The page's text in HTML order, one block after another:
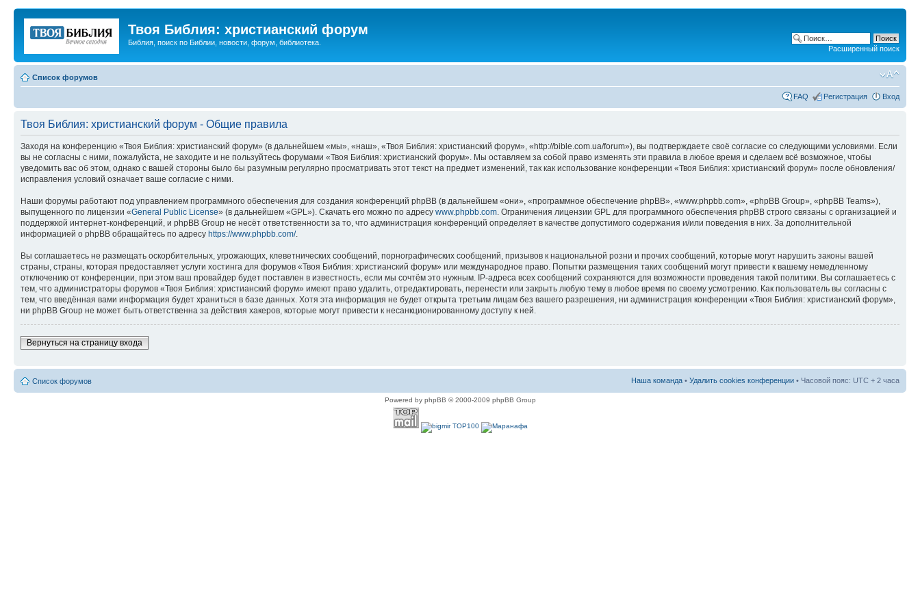
Твоя Библия: христианский форум
Библия, поиск по Библии, новости, форум, библиотека.
Расширенный поиск
Список форумов
FAQ Регистрация Вход
Твоя Библия: христианский форум - Общие правила
Заходя на конференцию «Твоя Библия: христианский форум» (в дальнейшем «мы», «наш», «Твоя Библия: христианский форум», «http://bible.com.ua/forum»), вы подтверждаете своё согласие со следующими условиями. Если
вы не согласны с ними, пожалуйста, не заходите и не пользуйтесь форумами «Твоя Библия: христианский форум». Мы оставляем за собой право изменять эти правила в любое время и сделаем всё возможное, чтобы
уведомить вас об этом, однако с вашей стороны было бы разумным регулярно просматривать этот текст на предмет изменений, так как использование конференции «Твоя Библия: христианский форум» после обновления/
исправления условий означает ваше согласие с ними.
Наши форумы работают под управлением программного обеспечения для создания конференций phpBB (в дальнейшем «они», «программное обеспечение phpBB», «www.phpbb.com», «phpBB Group», «phpBB Teams»),
выпущенного по лицензии «General Public License» (в дальнейшем «GPL»). Скачать его можно по адресу www.phpbb.com . Ограничения лицензии GPL для программного обеспечения phpBB строго связаны с организацией и
поддержкой интернет-конференций, и phpBB Group не несёт ответственности за то, что администрация конференций определяет в качестве допустимого содержания и/или поведения в них. За дополнительной
информацией о phpBB обращайтесь по адресу https://www.phpbb.com/.
Вы соглашаетесь не размещать оскорбительных, угрожающих, клеветнических сообщений, порнографических сообщений, призывов к национальной розни и прочих сообщений, которые могут нарушить законы вашей
страны, страны, которая предоставляет услуги хостинга для форумов «Твоя Библия: христианский форум» или международное право. Попытки размещения таких сообщений могут привести к вашему немедленному
отключению от конференции, при этом ваш провайдер будет поставлен в известность, если мы сочтём это нужным. IP-адреса всех сообщений сохраняются для возможности проведения такой политики. Вы соглашаетесь с
тем, что администраторы форумов «Твоя Библия: христианский форум» имеют право удалить, отредактировать, перенести или закрыть любую тему в любое время по своему усмотрению. Как пользователь вы согласны с
тем, что введённая вами информация будет храниться в базе данных. Хотя эта информация не будет открыта третьим лицам без вашего разрешения, ни администрация конференции «Твоя Библия: христианский форум»,
ни phpBB Group не может быть ответственна за действия хакеров, которые могут привести к несанкционированному доступу к ней.
Вернуться на страницу входа
Список форумов Наша команда • Удалить cookies конференции • Часовой пояс: UTC + 2 часа
Powered by phpBB © 2000-2009 phpBB Group